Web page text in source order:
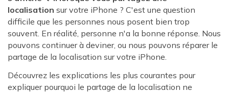
localisation sur votre iPhone ? C'est une question
difficile que les personnes nous posent bien trop
souvent. En réalité, personne n'a la bonne réponse. Nous
pouvons continuer à deviner, ou nous pouvons réparer le
partage de la localisation sur votre iPhone.
Découvrez les explications les plus courantes pour
expliquer pourquoi le partage de la localisation ne